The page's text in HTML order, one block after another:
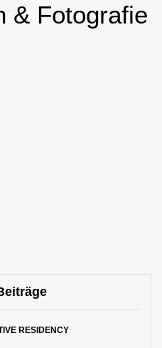
& Fotografie
RESIDENCY